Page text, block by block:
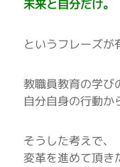
未来と自分だけ。
というフレーズが
教職員教育の学び
自分自身の行動か
そうした考えで、
変革を進めて頂き